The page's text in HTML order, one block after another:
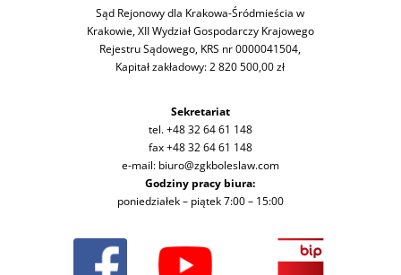
Sąd Rejonowy dla Krakowa-Śródmieścia w
Krakowie, XII Wydział Gospodarczy Krajowego
Rejestru Sądowego, KRS nr 0000041504,
Kapitał zakładowy: 2 820 500,00 zł
Sekretariat
tel. +48 32 64 61 148
fax +48 32 64 61 148
e-mail: biuro@zgkboleslaw.com
Godziny pracy biura:
poniedziałek – piątek 7:00 – 15:00